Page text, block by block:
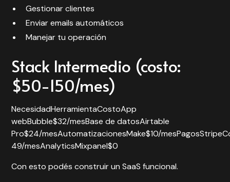
Gestionar clientes
Enviar emails automáticos
Manejar tu operación
Stack Intermedio (costo:
$50-150/mes)
NecesidadHerramientaCostoApp
webBubble$32/mesBase de datosAirtable
Pro$24/mesAutomatizacionesMake$10/
49/mesAnalyticsMixpanel$0
Con esto podés construir un SaaS funcional.